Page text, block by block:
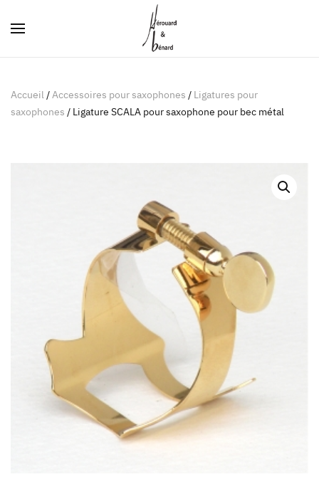
Accueil/Accessoires pour saxophones / Ligatures pour
saxophones / Ligature SCALA pour saxophone pour bec métal
Panneau de gestion des cookies